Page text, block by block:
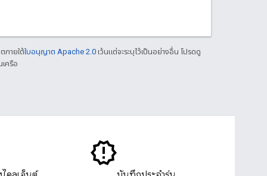
ภายใต้ใบอนุญาต Apache 2.0 เว้นแต่จะระบุไว้เป็นอย่างอื่น โปรดดู
ครือ